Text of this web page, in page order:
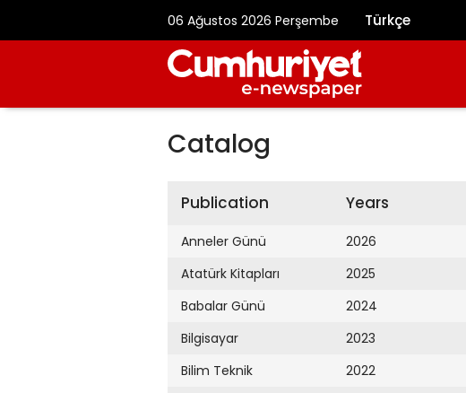
06 Ağustos 2026 Perşembe Türkçe
Catalog
Publication
Anneler Günü
Atatürk Kitapları
Babalar Günü
Bilgisayar
Bilim Teknik
Years
2026
2025
2024
2023
2022